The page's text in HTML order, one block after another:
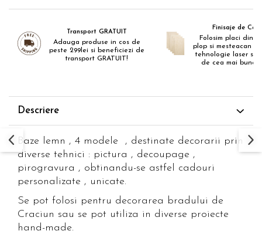
Transport GRATUIT
Adauga produse in cos de
peste 299lei si beneficiezi de
transport GRATUIT!
Finisaje de
Folosim placi din
plop si mesteacan
tehnologie laser si
de cea mai buna
Descriere
Baze lemn , 4 modele , destinate decorarii prin
diverse tehnici : pictura , decoupage ,
pirogravura , obtinandu-se astfel cadouri
personalizate , unicate.
Se pot folosi pentru decorarea bradului de
Craciun sau se pot utiliza in diverse proiecte
hand-made.